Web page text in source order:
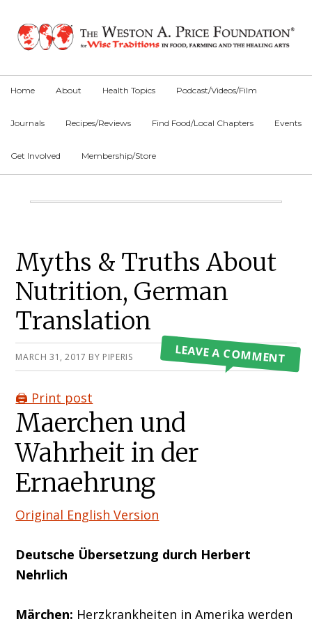
primary
main
primary
Home About Health Topics Podcast/Videos/Film
Journals Recipes/Reviews Find Food/Local Chapters Events
Get Involved Membership/Store
Main
Myths & Truths About
Nutrition, German
Translation
MARCH 31, 2017 BY PIPERIS LEAVE A COMMENT
🖨️ Print post
Maerchen und
Wahrheit in der
Ernaehrung
Original English Version
Deutsche Übersetzung durch Herbert
Nehrlich
Märchen: Herzkrankheiten in Amerika werden
Primary
Sidebar